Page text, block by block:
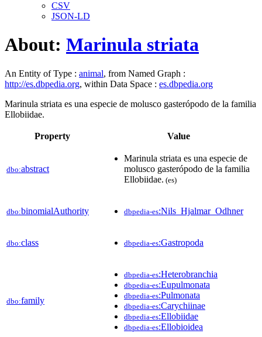
CSV
JSON-LD
About: Marinula striata
An Entity of Type : animal, from Named Graph :
http://es.dbpedia.org, within Data Space : es.dbpedia.org
Marinula striata es una especie de molusco gasterópodo de la familia
Ellobiidae.
Property Value
dbo:abstract
Marinula striata es una especie de
molusco gasterópodo de la familia
Ellobiidae. (es)
dbo:binomialAuthority dbpedia-es:Nils_Hjalmar_Odhner
dbo:class dbpedia-es:Gastropoda
dbo:family
dbpedia-es:Heterobranchia
dbpedia-es:Eupulmonata
dbpedia-es:Pulmonata
dbpedia-es:Carychiinae
dbpedia-es:Ellobiidae
dbpedia-es:Ellobioidea